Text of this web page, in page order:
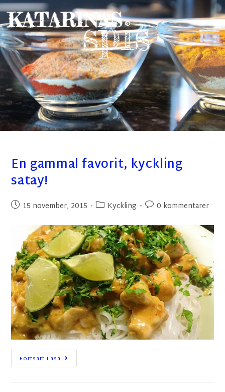
En gammal favorit, kyckling
satay!
15 november, 2015 Kyckling 0 kommentarer
Fortsätt Läsa